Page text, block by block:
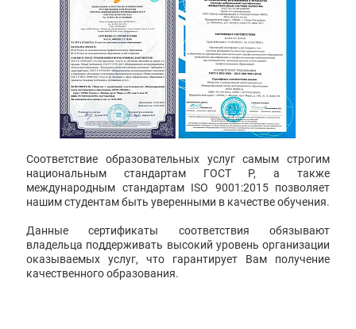
Соответствие образовательных услуг самым строгим
национальным стандартам ГОСТ Р, а также
международным стандартам ISO 9001:2015 позволяет
нашим студентам быть уверенными в качестве обучения.
Данные сертификаты соответствия обязывают
владельца поддерживать высокий уровень организации
оказываемых услуг, что гарантирует Вам получение
качественного образования.